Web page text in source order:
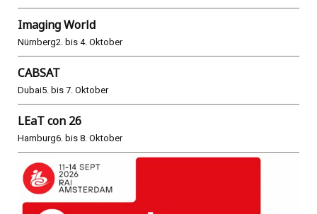
Imaging World
Nürnberg2. bis 4. Oktober
CABSAT
Dubai5. bis 7. Oktober
LEaT con 26
Hamburg6. bis 8. Oktober